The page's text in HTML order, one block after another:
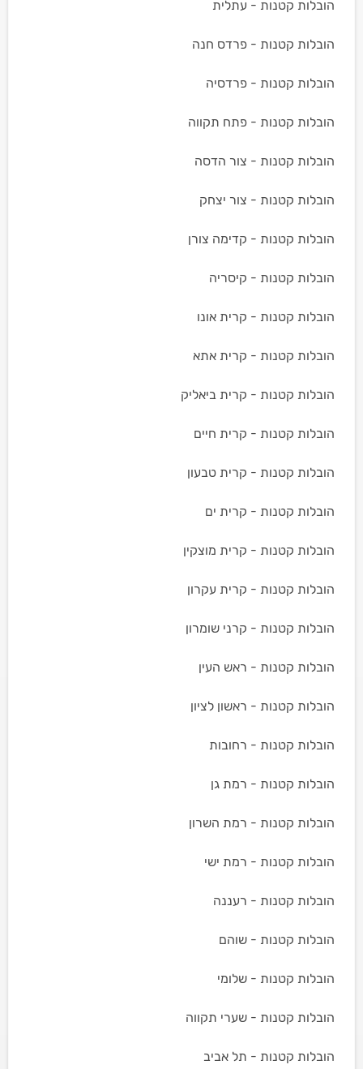
הובלות קטנות - עתלית
הובלות קטנות - פרדס חנה
הובלות קטנות - פרדסיה
הובלות קטנות - פתח תקווה
הובלות קטנות - צור הדסה
הובלות קטנות - צור יצחק
הובלות קטנות - קדימה צורן
הובלות קטנות - קיסריה
הובלות קטנות - קרית אונו
הובלות קטנות - קרית אתא
הובלות קטנות - קרית ביאליק
הובלות קטנות - קרית חיים
הובלות קטנות - קרית טבעון
הובלות קטנות - קרית ים
הובלות קטנות - קרית מוצקין
הובלות קטנות - קרית עקרון
הובלות קטנות - קרני שומרון
הובלות קטנות - ראש העין
הובלות קטנות - ראשון לציון
הובלות קטנות - רחובות
הובלות קטנות - רמת גן
הובלות קטנות - רמת השרון
הובלות קטנות - רמת ישי
הובלות קטנות - רעננה
הובלות קטנות - שוהם
הובלות קטנות - שלומי
הובלות קטנות - שערי תקווה
הובלות קטנות - תל אביב